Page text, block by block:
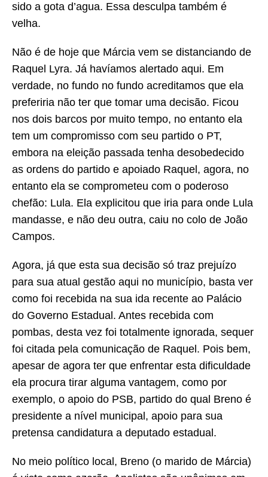
sido a gota d’agua. Essa desculpa também é
velha.
Não é de hoje que Márcia vem se distanciando de
Raquel Lyra. Já havíamos alertado aqui. Em
verdade, no fundo no fundo acreditamos que ela
preferiria não ter que tomar uma decisão. Ficou
nos dois barcos por muito tempo, no entanto ela
tem um compromisso com seu partido o PT,
embora na eleição passada tenha desobedecido
as ordens do partido e apoiado Raquel, agora, no
entanto ela se comprometeu com o poderoso
chefão: Lula. Ela explicitou que iria para onde Lula
mandasse, e não deu outra, caiu no colo de João
Campos.
Agora, já que esta sua decisão só traz prejuízo
para sua atual gestão aqui no município, basta ver
como foi recebida na sua ida recente ao Palácio
do Governo Estadual. Antes recebida com
pombas, desta vez foi totalmente ignorada, sequer
foi citada pela comunicação de Raquel. Pois bem,
apesar de agora ter que enfrentar esta dificuldade
ela procura tirar alguma vantagem, como por
exemplo, o apoio do PSB, partido do qual Breno é
presidente a nível municipal, apoio para sua
pretensa candidatura a deputado estadual.
No meio político local, Breno (o marido de Márcia)